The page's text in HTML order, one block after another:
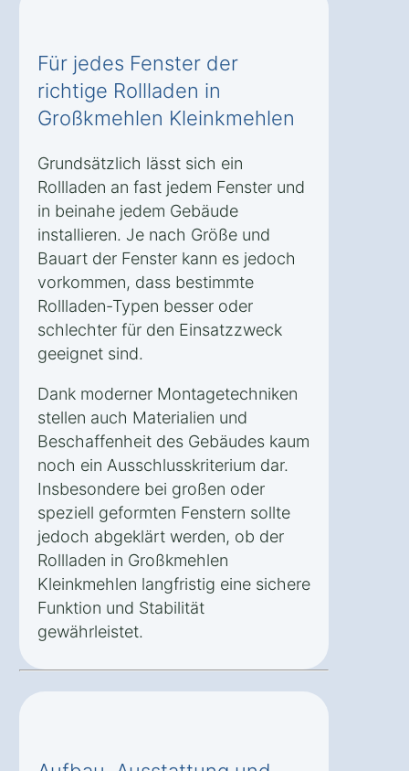
Für jedes Fenster der
richtige Rollladen in
Großkmehlen Kleinkmehlen
Grundsätzlich lässt sich ein
Rollladen an fast jedem Fenster und
in beinahe jedem Gebäude
installieren. Je nach Größe und
Bauart der Fenster kann es jedoch
vorkommen, dass bestimmte
Rollladen-Typen besser oder
schlechter für den Einsatzzweck
geeignet sind.
Dank moderner Montagetechniken
stellen auch Materialien und
Beschaffenheit des Gebäudes kaum
noch ein Ausschlusskriterium dar.
Insbesondere bei großen oder
speziell geformten Fenstern sollte
jedoch abgeklärt werden, ob der
Rollladen in Großkmehlen
Kleinkmehlen langfristig eine sichere
Funktion und Stabilität
gewährleistet.